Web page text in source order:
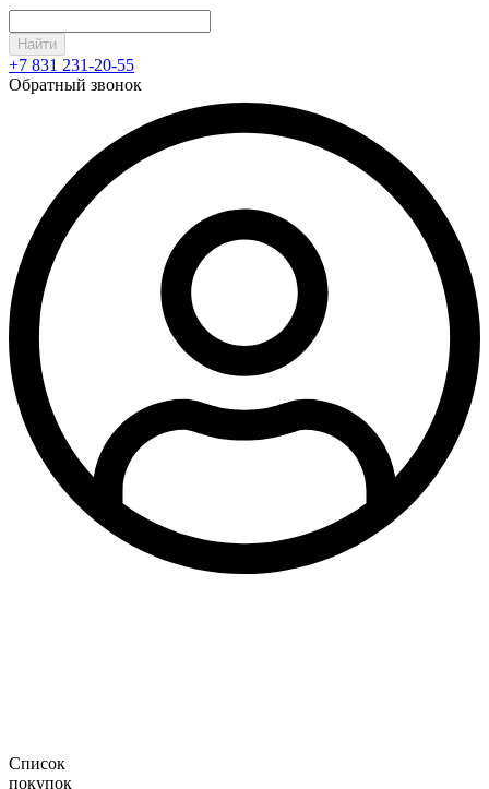
Найти
+7 831 231-20-55
Обратный звонок
Список
покупок